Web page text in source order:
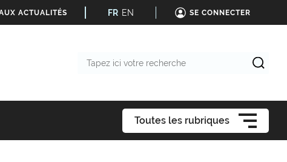
ACTUALITÉS FR EN SE CONNECTER
Toutes les rubriques